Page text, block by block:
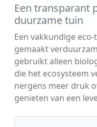
Een transparant
duurzame tuin
Een vakkundige
gemaakt
gebruikt alleen
die het ecosysteem
nergens meer druk
genieten van een